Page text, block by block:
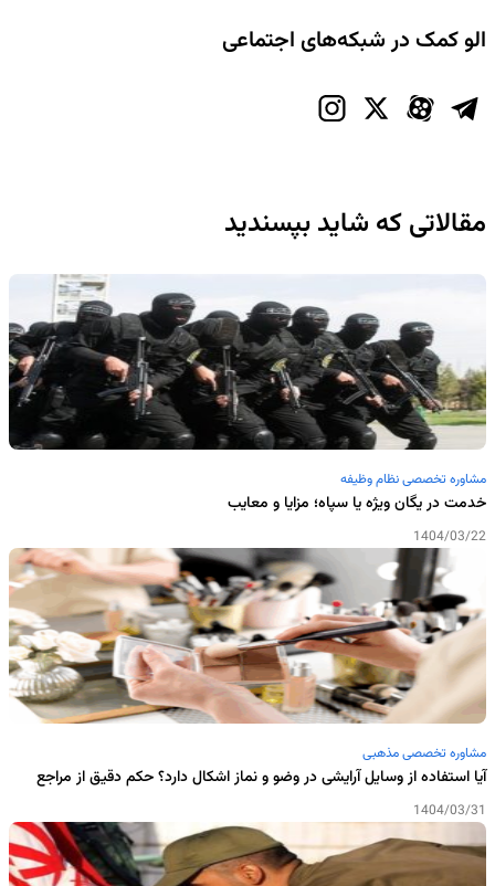
الو کمک در شبکه‌های اجتماعی
مقالاتی که شاید بپسندید
مشاوره تخصصی نظام وظیفه
خدمت در یگان ویژه یا سپاه؛ مزایا و معایب
1404/03/22
مشاوره تخصصی مذهبی
آیا استفاده از وسایل آرایشی در وضو و نماز اشکال دارد؟ حکم دقیق از مراجع
1404/03/31